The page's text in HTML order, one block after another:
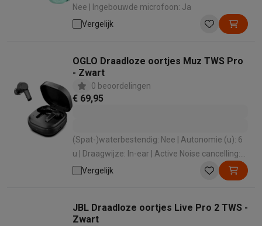
Nee | Ingebouwde microfoon: Ja
Vergelijk
OGLO Draadloze oortjes Muz TWS Pro
- Zwart
0 beoordelingen
€ 69,95
(Spat-)waterbestendig: Nee | Autonomie (u): 6
u | Draagwijze: In-ear | Active Noise cancelling:
Ja | Ingebouwde microfoon: Ja
Vergelijk
JBL Draadloze oortjes Live Pro 2 TWS -
Zwart